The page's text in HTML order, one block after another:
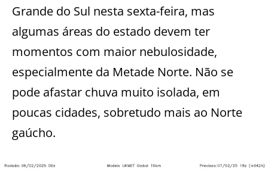
Grande do Sul nesta sexta-feira, mas
algumas áreas do estado devem ter
momentos com maior nebulosidade,
especialmente da Metade Norte. Não se
pode afastar chuva muito isolada, em
poucas cidades, sobretudo mais ao Norte
gaúcho.